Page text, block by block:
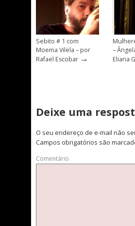
Sebito # 1 com
Moema Vilela – por
Rafael Escobar →
–
Eliana
Deixe uma
O seu endereço de e-mail não
Campos obrigatórios são
Comentário